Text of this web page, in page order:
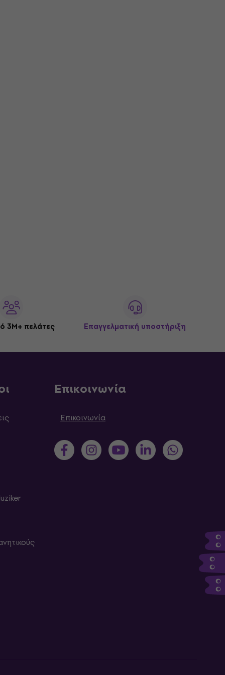
3M+ πελάτες Επαγγελματική υποστήριξη
Επικοινωνία
Επικοινωνία